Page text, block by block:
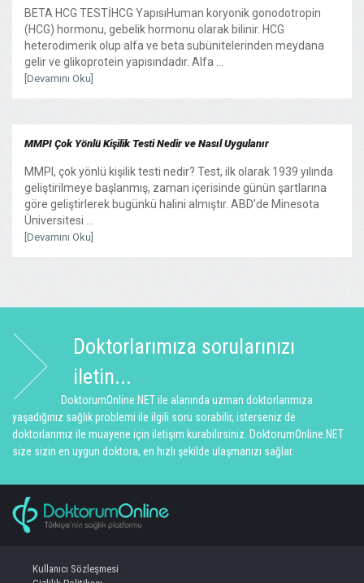
BETA HCG TESTİHCG YapısıHuman koryonik gonodotropin
(HCG) hormonu, gebelik hormonu olarak bilinir. HCG
heterodimerik olup alfa ve beta subünitelerinden meydana
gelir ve glikoprotein yapısındadır. Alfa ...
[Devamını Oku]
MMPI Çok Yönlü Kişilik Testi Nedir ve Nasıl Uygulanır
MMPI, çok yönlü kişilik testi nedir? Test, ilk olarak 1939 yılında
geliştirilmeye başlanmış, zaman içerisinde günün şartlarına
göre geliştirlerek bugünkü halini almıştır. ABD’de Minesota
Üniversitesi ...
[Devamını Oku]
Doktorlarımıza sorularınızı
iletin...
DoktorumOnline.NET ile alanında uzman doktorlarımıza
yaşadığınız sağlık problemi ile ilgili soru sorabilir, isterseniz de
doktorlarımız ile muayene için iletişim kurabilirsiniz. DoktorumOnline.NET
size sizin en uygun doktora, en hızlı şekilde ulaşmanızı sağlar.
Kullanıcı Sözleşmesi